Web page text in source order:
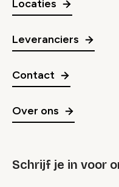
Locaties
Leveranciers
Contact
Over ons
Schrijf je in voor